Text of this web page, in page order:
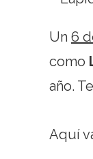
Un 6
como
año.
Aquí